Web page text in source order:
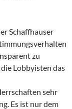
Schaffhauser
zu
Lobbyisten das
sehr
Es ist nur dem